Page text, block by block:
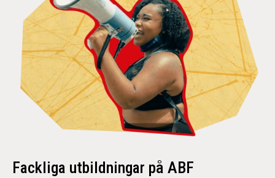
Fackliga utbildningar på ABF